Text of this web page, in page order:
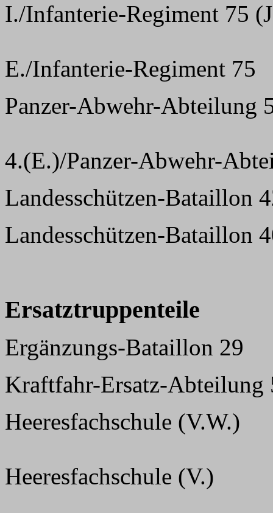
I./Infanterie-Regiment 75
E./Infanterie-Regiment 75
Panzer-Abwehr-Abteilung
4.(E.)/Panzer-Abwehr-
Landesschützen-Bataillon
Landesschützen-Bataillon
Ersatztruppenteile
Ergänzungs-Bataillon 29
Kraftfahr-Ersatz-Abteilung
Heeresfachschule (V.W.)
Heeresfachschule (V.)